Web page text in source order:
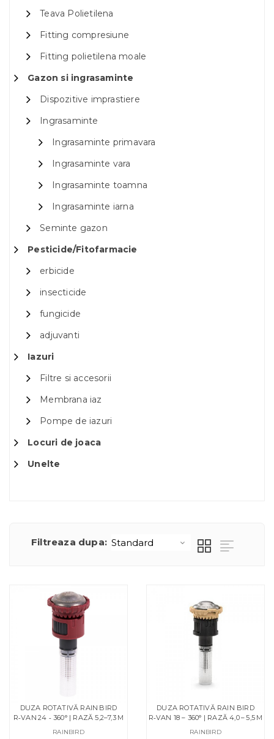
Teava Polietilena
Fitting compresiune
Fitting polietilena moale
Gazon si ingrasaminte
Dispozitive imprastiere
Ingrasaminte
Ingrasaminte primavara
Ingrasaminte vara
Ingrasaminte toamna
Ingrasaminte iarna
Seminte gazon
Pesticide/Fitofarmacie
erbicide
insecticide
fungicide
adjuvanti
Iazuri
Filtre si accesorii
Membrana iaz
Pompe de iazuri
Locuri de joaca
Unelte
Filtreaza dupa:
DUZA ROTATIVĂ RAIN BIRD
R‑VAN 24 ‑ 360° | RAZĂ 5,2–7,3 M
RAINBIRD
DUZA ROTATIVĂ RAIN BIRD
R‑VAN 18 – 360° | RAZĂ 4,0 – 5,5 M
RAINBIRD